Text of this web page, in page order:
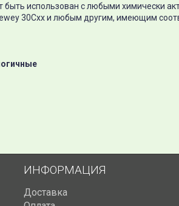
использован с любыми химически
30Cхх и любым другим, имеющим
ИНФОРМАЦИЯ
Доставка